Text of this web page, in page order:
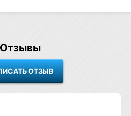
Отзывы